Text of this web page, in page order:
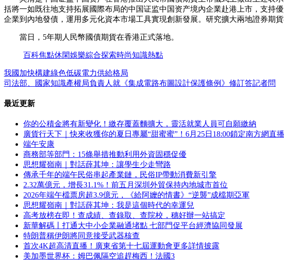
括將一如既往地支持拓展國際布局的中国证监中国资产境內企業赴港上市，支持
企業到內地發債，運用多元化資本市場工具實現創新發展。研究擴大兩地證券期
當日，5年期人民幣國債期貨在香港正式落地。
百科焦點休閑娛樂綜合探索時尚知識熱點
我國加快構建綠色低碳電力供給格局
司法部、國家知識產權局負責人就《集成電路布圖設計保護條例》修訂答記者問
最近更新
你的公積金將有新變化！繳存覆蓋麵擴大，靈活就業人員可自願繳納
廣貨行天下｜快來收獲你的夏日專屬“甜蜜蜜”！6月25日18:00鎖定南方網直
端午安康
商務部等部門：15條舉措推動利用外資固穩促優
思想耀嶺南｜對話薛其坤：讓學生少走彎路
傳承千年的端午民俗串起產業鏈，民俗IP帶動消費新引擎
2.32萬億元，增長31.1%！前五月深圳外貿保持內地城市首位
2026年端午檔票房超3.9億元，《給阿嬤的情書》“逆襲”成檔期亞軍
思想耀嶺南｜對話薛其坤：我是這個時代的幸運兒
高考放榜在即！查成績、查錄取、查院校，穗好辦一站搞定
新華解碼丨打通大中小企業融通堵點 七部門促平台經濟協同發展
特朗普稱伊朗將同意接受武器核查
首次4K超高清直播！廣東省第十七屆運動會更多詳情披露
美加墨世界杯：姆巴佩隔空追趕梅西！法國3